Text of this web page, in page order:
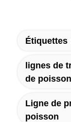
Étiquettes
lignes de
de poisson
Ligne de
poisson